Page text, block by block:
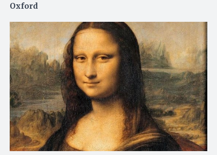
Oxford